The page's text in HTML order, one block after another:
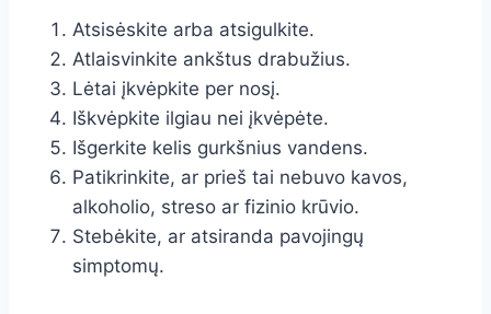
Atsisėskite arba atsigulkite.
Atlaisvinkite ankštus drabužius.
Lėtai įkvėpkite per nosį.
Iškvėpkite ilgiau nei įkvėpėte.
Išgerkite kelis gurkšnius vandens.
Patikrinkite, ar prieš tai nebuvo kavos,
alkoholio, streso ar fizinio krūvio.
Stebėkite, ar atsiranda pavojingų
simptomų.